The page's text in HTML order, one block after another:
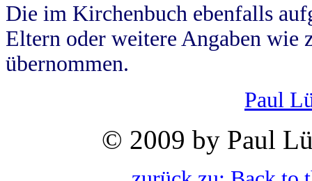
Die im Kirchenbuch ebenfalls
Eltern oder weitere Angaben wie
übernommen.
Paul
© 2009 by Paul